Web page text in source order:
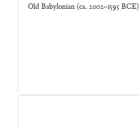
Old Babylonian (ca. 2002–1595 BCE)